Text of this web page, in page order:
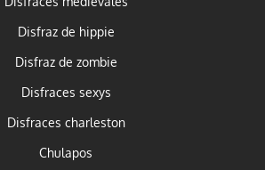
Disfraz de hippie
Disfraz de zombie
Disfraces sexys
Disfraces charleston
Chulapos